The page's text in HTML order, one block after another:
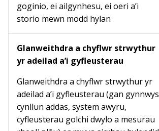
goginio, ei ailgynhesu, ei oeri a’i
storio mewn modd hylan
Glanweithdra a chyflwr strwythur
yr adeilad a’i gyfleusterau
Glanweithdra a chyflwr strwythur yr
adeilad a’i gyfleusterau (gan gynnwys
cynllun addas, system awyru,
cyfleusterau golchi dwylo a mesurau